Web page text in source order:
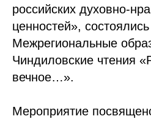
российских духовно-
ценностей»,
Межрегиональные
Чиндиловские чтения
вечное…».
Мероприятие